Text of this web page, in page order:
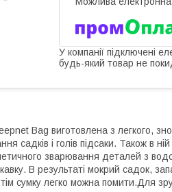
У компанії підключені
будь-який товар не
Bag виготовлена з легкого,
садків і голів підсаки. Також в
зварювання деталей з
В результаті мокрий садок,
сумку легко можна помити.Для